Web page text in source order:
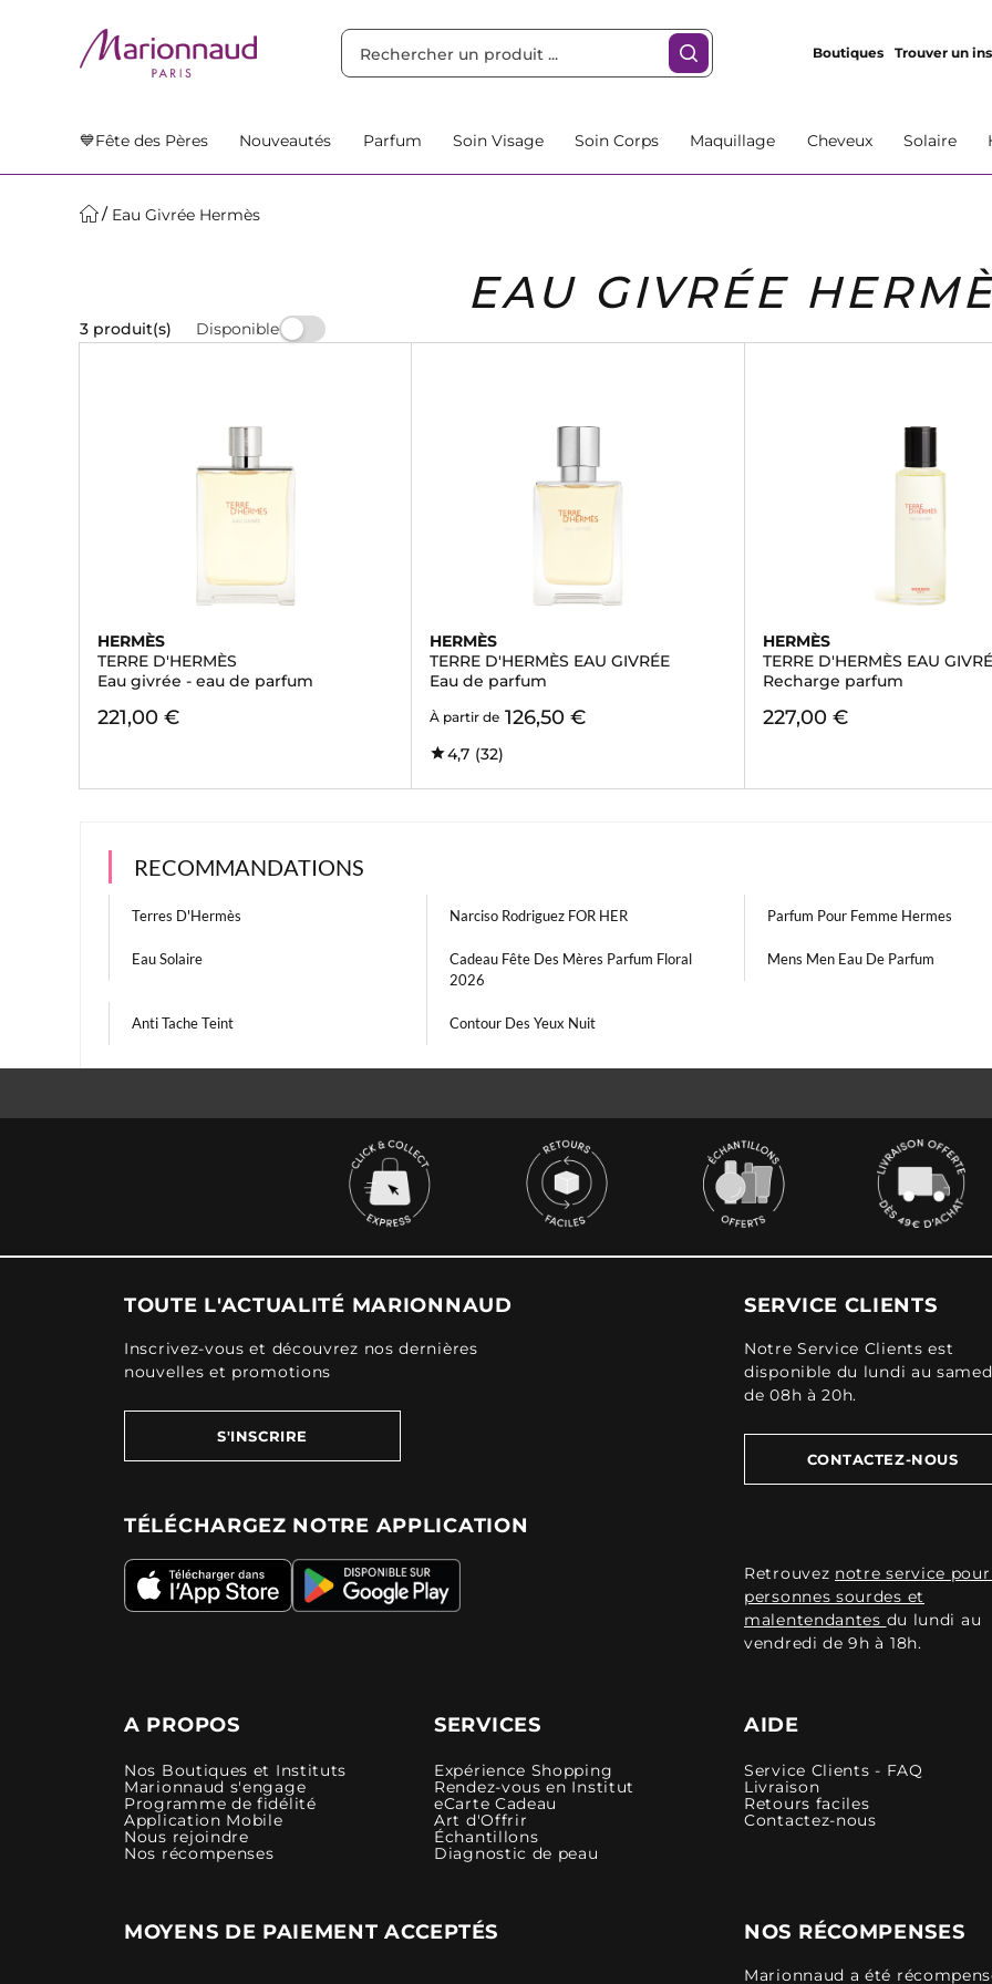
Boutiques Trouver un
💙Fête des Pères Nouveautés Parfum Soin Visage Soin Corps Maquillage Cheveux Solaire
Eau Givrée Hermès
EAU GIVRÉE
3 produit(s) Disponible
HERMÈS
TERRE D'HERMÈS
Eau givrée - eau de parfum
221,00 €
HERMÈS
TERRE D'HERMÈS EAU GIVRÉE
Eau de parfum
À partir de 126,50 €
4,7 (32)
HERMÈS
TERRE D'HERMÈS EAU
Recharge parfum
227,00 €
RECOMMANDATIONS
Terres D'Hermès Narciso Rodriguez FOR HER Parfum Pour Femme Hermes
Eau Solaire
Cadeau Fête Des Mères Parfum Floral
2026
Mens Men Eau De Parfum
Anti Tache Teint Contour Des Yeux Nuit
TOUTE L'ACTUALITÉ MARIONNAUD
Inscrivez-vous et découvrez nos dernières
nouvelles et promotions
S'INSCRIRE
TÉLÉCHARGEZ NOTRE APPLICATION
SERVICE CLIENTS
Notre Service Clients est
disponible du lundi au
de 08h à 20h.
CONTACTEZ-NOUS
Retrouvez notre service
personnes sourdes et
malentendantes du lundi au
vendredi de 9h à 18h.
A PROPOS
Nos Boutiques et Instituts
Marionnaud s'engage
Programme de fidélité
Application Mobile
Nous rejoindre
Nos récompenses
SERVICES
Expérience Shopping
Rendez-vous en Institut
eCarte Cadeau
Art d'Offrir
Échantillons
Diagnostic de peau
AIDE
Service Clients - FAQ
Livraison
Retours faciles
Contactez-nous
MOYENS DE PAIEMENT ACCEPTÉS NOS RÉCOMPENSES
Marionnaud a été